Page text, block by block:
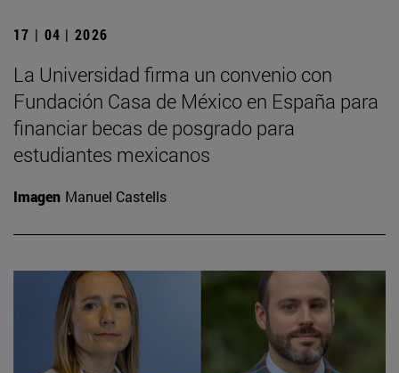
17 | 04 | 2026
La Universidad firma un convenio con
Fundación Casa de México en España para
financiar becas de posgrado para
estudiantes mexicanos
Imagen Manuel Castells